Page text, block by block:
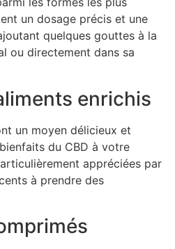
un dosage précis et une
quelques gouttes à la
ou directement dans sa
enrichis
un moyen délicieux et
du CBD à votre
appréciées par
à prendre des